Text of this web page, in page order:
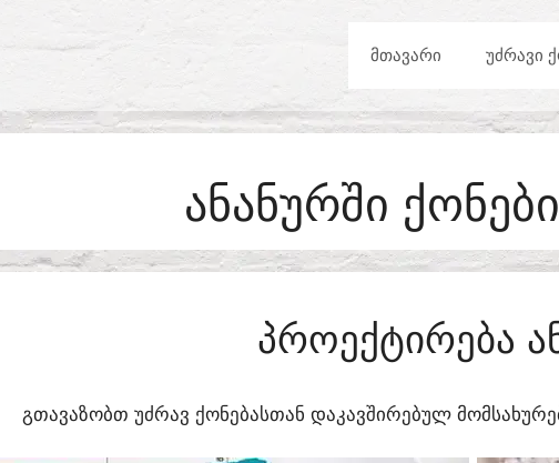
ᲛᲗᲐᲕᲐᲠᲘ ᲣᲫᲠᲐᲕᲘ
ᲐᲜᲐᲜᲣᲠᲨᲘ
ᲞᲠᲝᲔᲥᲢᲘᲠᲔᲑᲐ
ᲒᲗᲐᲕᲐᲖᲝᲑᲗ ᲣᲫᲠᲐᲕ ᲥᲝᲜᲔᲑᲐᲡᲗᲐᲜ ᲓᲐᲙᲐᲕᲨᲘᲠᲔᲑᲣᲚ